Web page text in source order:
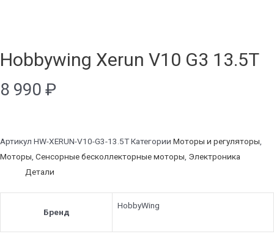
Hobbywing Xerun V10 G3 13.5T
8 990 ₽
Артикул HW-XERUN-V10-G3-13.5TКатегории Моторы и регуляторы,
Моторы, Сенсорные бесколлекторные моторы, Электроника
Детали
Бренд
HobbyWing